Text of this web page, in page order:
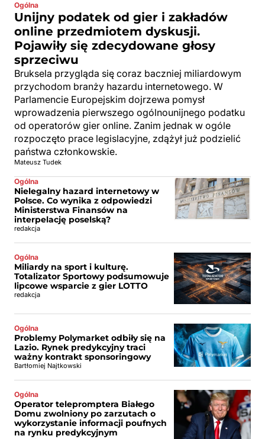
Ogólna
Unijny podatek od gier i zakładów
online przedmiotem dyskusji.
Pojawiły się zdecydowane głosy
sprzeciwu
Bruksela przygląda się coraz baczniej miliardowym
przychodom branży hazardu internetowego. W
Parlamencie Europejskim dojrzewa pomysł
wprowadzenia pierwszego ogólnounijnego podatku
od operatorów gier online. Zanim jednak w ogóle
rozpoczęto prace legislacyjne, zdążył już podzielić
państwa członkowskie.
Mateusz Tudek
Ogólna
Nielegalny hazard internetowy w
Polsce. Co wynika z odpowiedzi
Ministerstwa Finansów na
interpelację poselską?
redakcja
Ogólna
Miliardy na sport i kulturę.
Totalizator Sportowy podsumowuje
lipcowe wsparcie z gier LOTTO
redakcja
Ogólna
Problemy Polymarket odbiły się na
Lazio. Rynek predykcyjny traci
ważny kontrakt sponsoringowy
Bartłomiej Najtkowski
Ogólna
Operator telepromptera Białego
Domu zwolniony po zarzutach o
wykorzystanie informacji poufnych
na rynku predykcyjnym